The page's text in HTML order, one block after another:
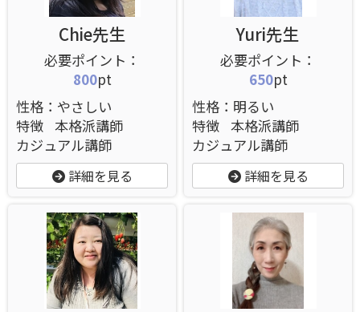
Chie先生
800pt
性格：やさしい
特徴 本格派講師
カジュアル講師
詳細を見る
Yuri先生
650pt
性格：明るい
特徴 本格派講師
カジュアル講師
詳細を見る